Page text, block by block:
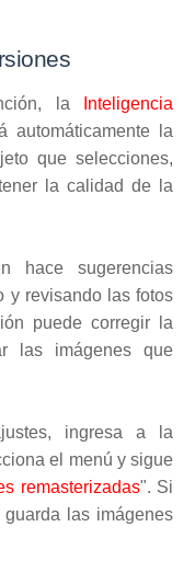
la
Inteligencia
automáticamente la
que selecciones,
la calidad de la
hace sugerencias
y revisando las fotos
puede corregir la
las imágenes que
ingresa a la
el menú y sigue
remasterizadas". Si
las imágenes